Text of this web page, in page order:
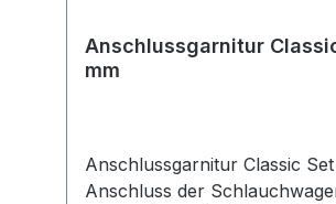
Anschlussgarnitur
mm
Anschlussgarnitur Classic
Anschluss der